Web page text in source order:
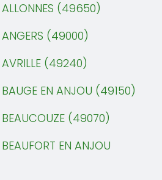
(49650)
(49000)
(49240)
EN ANJOU (49150)
(49070)
EN ANJOU